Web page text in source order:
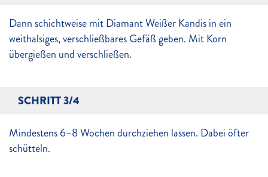
Dann schichtweise mit Diamant Weißer Kandis in ein
weithalsiges, verschließbares Gefäß geben. Mit Korn
übergießen und verschließen.
SCHRITT 3/4
Mindestens 6–8 Wochen durchziehen lassen. Dabei öfter
schütteln.